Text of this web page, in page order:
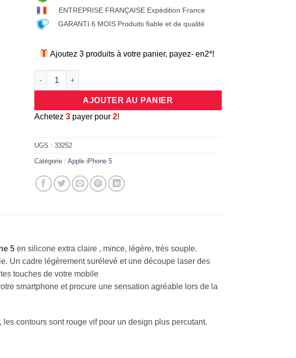
ENTREPRISE FRANÇAISE Expédition France
GARANTI 6 MOIS Produits fiable et de qualité
Ajoutez 3 produits à votre panier, payez- en2*!
quantité de Coque/bumper antichocs en silicone flexible transparent pour
AJOUTER AU PANIER
Achetez3 payer pour2!
UGS :33252
Catégorie :Apple iPhone 5
5en silicone extra claire , mince, légère, très souple.
Un cadre légèrement surélevé et une découpe laser des
touches de votre mobile
smartphone et procure une sensation agréable lors de la
contours sont rouge vif pour un design plus percutant.